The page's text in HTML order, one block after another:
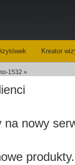
Kreator
1532 »
na nowy